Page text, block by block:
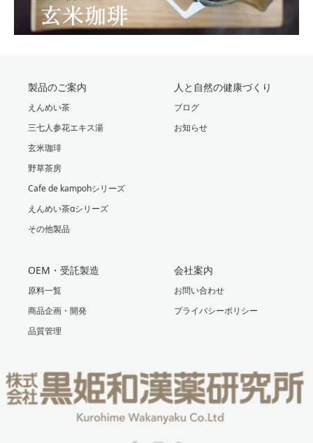
製品のご案内
えんめい茶
三七人参花エキス湯
玄米珈琲
野草茶房
Cafe de kampohシリーズ
えんめい茶αシリーズ
その他製品
人と自然の健康づくり
ブログ
お知らせ
OEM・受託製造
原料一覧
商品企画・開発
品質管理
会社案内
お問い合わせ
プライバシーポリシー